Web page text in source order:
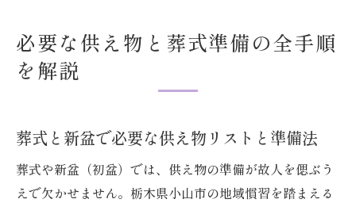
必要な供え物と葬式準備の全手順
を解説
葬式と新盆で必要な供え物リストと準備法
葬式や新盆（初盆）では、供え物の準備が故人を偲ぶう
えで欠かせません。栃木県小山市の地域慣習を踏まえる